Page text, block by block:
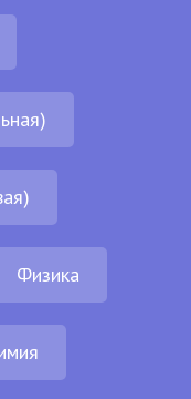
Физика